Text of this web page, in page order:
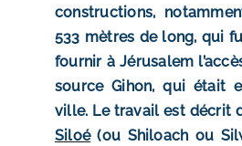
constructions,
533 mètres de long, qui
fournir à Jérusalem
source Gihon, qui était
ville. Le travail est décrit
Siloé(ou Shiloach ou